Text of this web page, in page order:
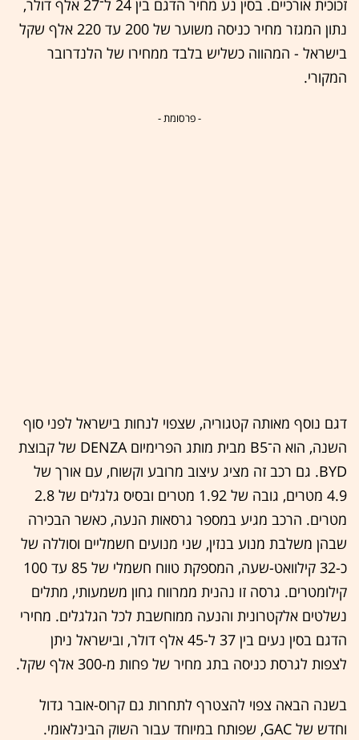
זכוכית אורכיים. בסין נע מחיר הדגם בין 24 ל־27 אלף דולר,
נתון המגזר מחיר כניסה משוער של 200 עד 220 אלף שקל
בישראל - המהווה כשליש בלבד ממחירו של הלנדרובר
המקורי.
- פרסומת -
דגם נוסף מאותה קטגוריה, שצפוי לנחות בישראל לפני סוף
השנה, הוא ה־B5 מבית מותג הפרימיום DENZA של קבוצת
BYD. גם רכב זה מציג עיצוב מרובע וקשוח, עם אורך של
4.9 מטרים, גובה של 1.92 מטרים ובסיס גלגלים של 2.8
מטרים. הרכב מגיע במספר גרסאות הנעה, כאשר הבכירה
שבהן משלבת מנוע בנזין, שני מנועים חשמליים וסוללה של
כ-32 קילוואט-שעה, המספקת טווח חשמלי של 85 עד 100
קילומטרים. גרסה זו נהנית ממרווח גחון משמעותי, מתלים
נשלטים אלקטרונית והנעה ממוחשבת לכל הגלגלים. מחירי
הדגם בסין נעים בין 37 ל-45 אלף דולר, ובישראל ניתן
לצפות לגרסת כניסה בתג מחיר של פחות מ-300 אלף שקל.
בשנה הבאה צפוי להצטרף לתחרות גם קרוס-אובר גדול
וחדש של GAC, שפותח במיוחד עבור השוק הבינלאומי.